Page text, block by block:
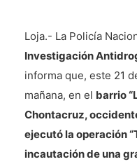
Loja.- La Policía
Investigación
informa que, este 21
mañana, en el barrio
Chontacruz,
ejecutó la operación
incautación de una